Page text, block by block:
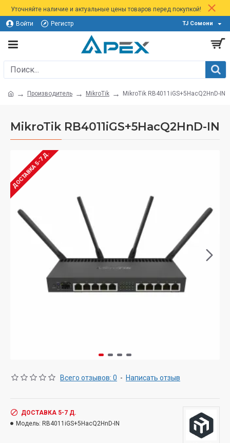
Уточняйте наличие и актуальные цены товаров перед покупкой!
Войти Регистр TJ Сомони
Производитель MikroTik MikroTik RB4011iGS+5HacQ2HnD-IN
MikroTik RB4011iGS+5HacQ2HnD-IN
ДОСТАВКА 5-7 Д.
Всего отзывов: 0 - Написать отзыв
ДОСТАВКА 5-7 Д.
Модель: RB4011iGS+5HacQ2HnD-IN